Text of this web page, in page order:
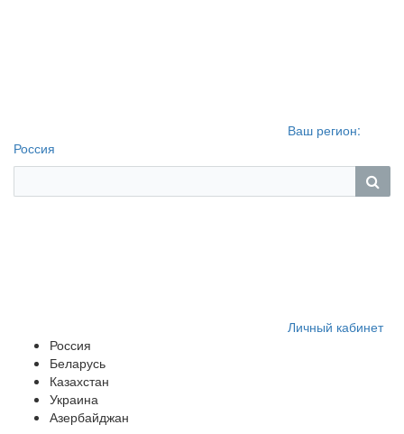
Ваш регион:
Россия
Личный кабинет
Россия
Беларусь
Казахстан
Украина
Азербайджан